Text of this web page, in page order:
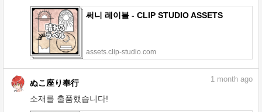
써니 레이블 - CLIP STUDIO ASSETS
assets.clip-studio.com
ぬこ座り奉行
소재를 출품했습니다!
1 month ago